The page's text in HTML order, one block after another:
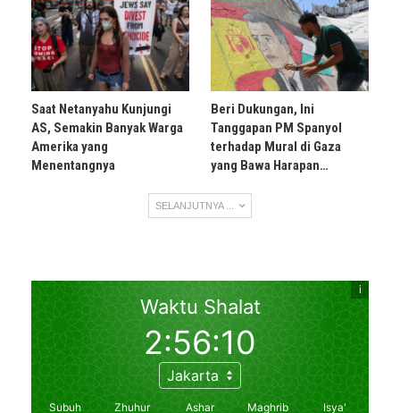
Saat Netanyahu Kunjungi
AS, Semakin Banyak Warga
Amerika yang
Menentangnya
Beri Dukungan, Ini
Tanggapan PM Spanyol
terhadap Mural di Gaza
yang Bawa Harapan…
SELANJUTNYA ...